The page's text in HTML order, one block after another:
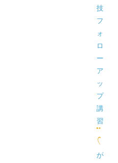
技
フ
ォ
ロ
ー
ア
ッ
プ
講
習
が